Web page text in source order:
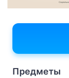
Предметы